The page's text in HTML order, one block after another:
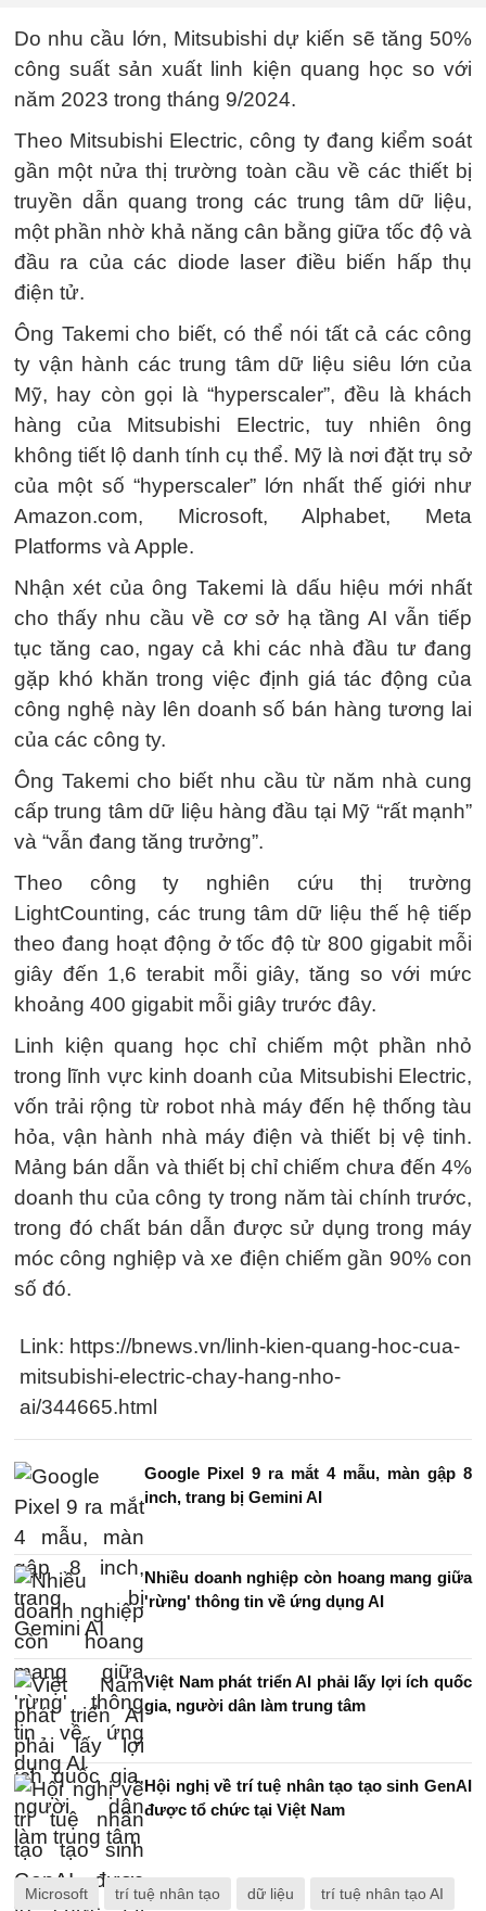
Do nhu cầu lớn, Mitsubishi dự kiến sẽ tăng 50%
công suất sản xuất linh kiện quang học so với
năm 2023 trong tháng 9/2024.
Theo Mitsubishi Electric, công ty đang kiểm soát
gần một nửa thị trường toàn cầu về các thiết bị
truyền dẫn quang trong các trung tâm dữ liệu,
một phần nhờ khả năng cân bằng giữa tốc độ và
đầu ra của các diode laser điều biến hấp thụ
điện tử.
Ông Takemi cho biết, có thể nói tất cả các công
ty vận hành các trung tâm dữ liệu siêu lớn của
Mỹ, hay còn gọi là “hyperscaler”, đều là khách
hàng của Mitsubishi Electric, tuy nhiên ông
không tiết lộ danh tính cụ thể. Mỹ là nơi đặt trụ sở
của một số “hyperscaler” lớn nhất thế giới như
Amazon.com, Microsoft, Alphabet, Meta
Platforms và Apple.
Nhận xét của ông Takemi là dấu hiệu mới nhất
cho thấy nhu cầu về cơ sở hạ tầng AI vẫn tiếp
tục tăng cao, ngay cả khi các nhà đầu tư đang
gặp khó khăn trong việc định giá tác động của
công nghệ này lên doanh số bán hàng tương lai
của các công ty.
Ông Takemi cho biết nhu cầu từ năm nhà cung
cấp trung tâm dữ liệu hàng đầu tại Mỹ “rất mạnh”
và “vẫn đang tăng trưởng”.
Theo công ty nghiên cứu thị trường
LightCounting, các trung tâm dữ liệu thế hệ tiếp
theo đang hoạt động ở tốc độ từ 800 gigabit mỗi
giây đến 1,6 terabit mỗi giây, tăng so với mức
khoảng 400 gigabit mỗi giây trước đây.
Linh kiện quang học chỉ chiếm một phần nhỏ
trong lĩnh vực kinh doanh của Mitsubishi Electric,
vốn trải rộng từ robot nhà máy đến hệ thống tàu
hỏa, vận hành nhà máy điện và thiết bị vệ tinh.
Mảng bán dẫn và thiết bị chỉ chiếm chưa đến 4%
doanh thu của công ty trong năm tài chính trước,
trong đó chất bán dẫn được sử dụng trong máy
móc công nghiệp và xe điện chiếm gần 90% con
số đó.
Link: https://bnews.vn/linh-kien-quang-hoc-cua-
mitsubishi-electric-chay-hang-nho-
ai/344665.html
Google Pixel 9 ra mắt 4 mẫu, màn gập 8
inch, trang bị Gemini AI
Nhiều doanh nghiệp còn hoang mang giữa
'rừng' thông tin về ứng dụng AI
Việt Nam phát triển AI phải lấy lợi ích quốc
gia, người dân làm trung tâm
Hội nghị về trí tuệ nhân tạo tạo sinh GenAI
được tổ chức tại Việt Nam
Microsoft trí tuệ nhân tạo dữ liệu trí tuệ nhân tạo AI